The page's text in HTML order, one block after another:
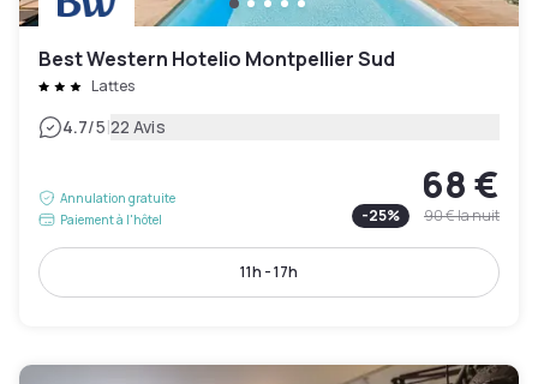
Best Western Hotelio Montpellier Sud
Lattes
4.7/5|22 Avis
Annulation gratuite
Paiement à l'hôtel
68 €
-25% 90 €la nuit
11h - 17h